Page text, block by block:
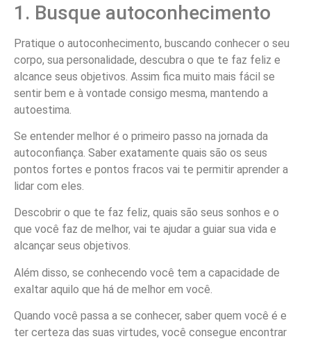
1. Busque autoconhecimento
Pratique o autoconhecimento, buscando conhecer o seu
corpo, sua personalidade, descubra o que te faz feliz e
alcance seus objetivos. Assim fica muito mais fácil se
sentir bem e à vontade consigo mesma, mantendo a
autoestima.
Se entender melhor é o primeiro passo na jornada da
autoconfiança. Saber exatamente quais são os seus
pontos fortes e pontos fracos vai te permitir aprender a
lidar com eles.
Descobrir o que te faz feliz, quais são seus sonhos e o
que você faz de melhor, vai te ajudar a guiar sua vida e
alcançar seus objetivos.
Além disso, se conhecendo você tem a capacidade de
exaltar aquilo que há de melhor em você.
Quando você passa a se conhecer, saber quem você é e
ter certeza das suas virtudes, você consegue encontrar